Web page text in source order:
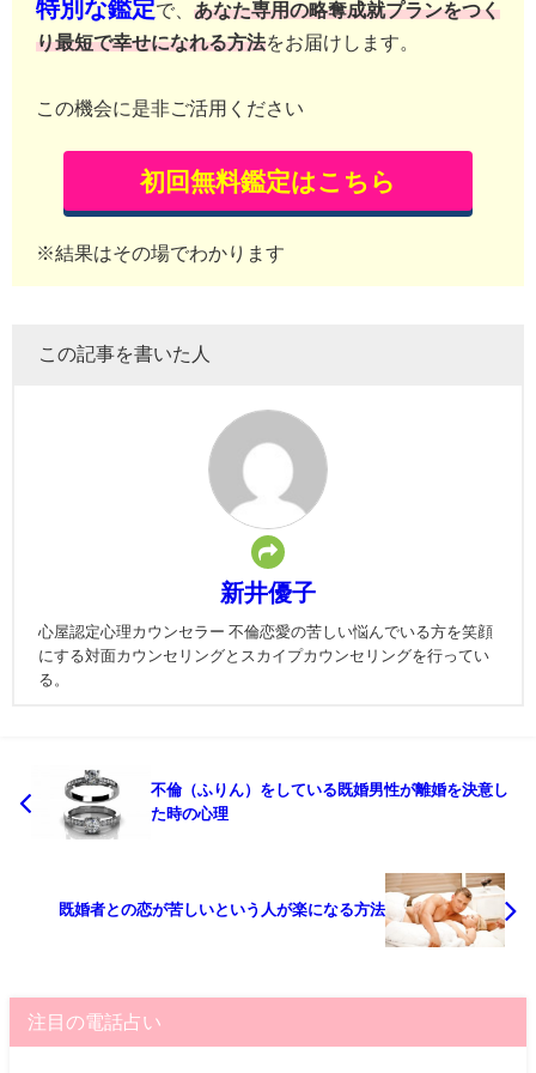
特別な鑑定で、 あなた専用の略奪成就プランをつく
り最短で幸せになれる方法をお届けします。
この機会に是非ご活用ください
初回無料鑑定はこちら
※結果はその場でわかります
この記事を書いた人
新井優子
心屋認定心理カウンセラー 不倫恋愛の苦しい悩んでいる方を笑顔
にする対面カウンセリングとスカイプカウンセリングを行ってい
る。
不倫（ふりん）をしている既婚男性が離婚を決意し
た時の心理
既婚者との恋が苦しいという人が楽になる方法
注目の電話占い